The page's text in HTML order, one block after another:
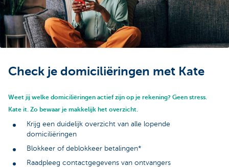
Particulieren
Check je domiciliëringen met Kate
Weet jij welke domiciliëringen actief zijn op je rekening? Geen stress.
Kate it. Zo bewaar je makkelijk het overzicht.
Krijg een duidelijk overzicht van alle lopende
domiciliëringen
Blokkeer of deblokkeer betalingen*
Raadpleeg contactgegevens van ontvangers